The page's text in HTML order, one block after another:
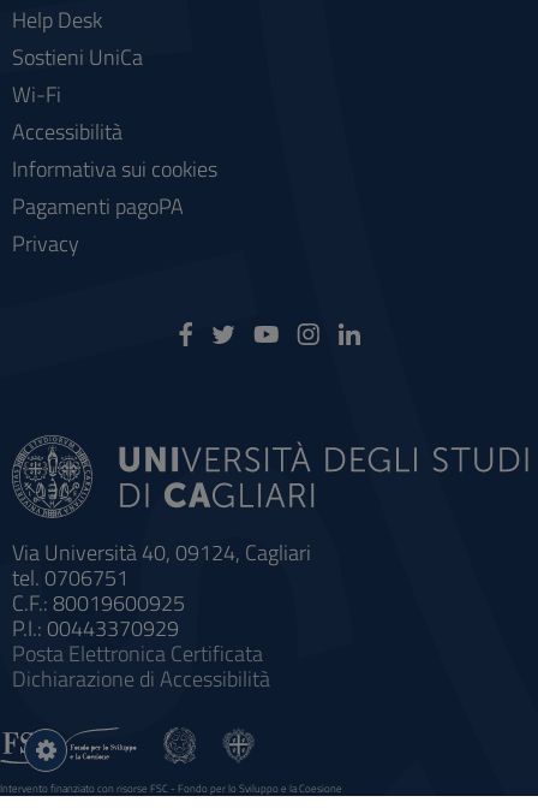
Via Università 40, 09124, Cagliari
tel. 0706751
C.F.: 80019600925
P.I.: 00443370929
Posta Elettronica Certificata
Dichiarazione di Accessibilità
Help Desk
Sostieni UniCa
Wi-Fi
Accessibilità
Informativa sui cookies
Pagamenti pagoPA
Privacy
Intervento finanziato con risorse FSC - Fondo per lo Sviluppo e la Coesione
Sistema informatico gestionale integrato a supporto della didattica e della ricerca e potenziamento dei servizi online
Impostazioni
cookie